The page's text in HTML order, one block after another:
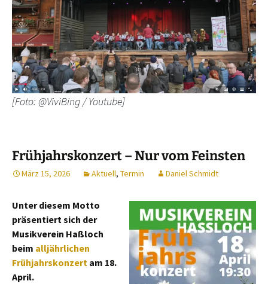
[Foto: @ViviBing / Youtube]
Frühjahrskonzert – Nur vom Feinsten
März 15, 2026 Aktuell, Termin Daniel Schmidt
Unter diesem Motto
präsentiert sich der
Musikverein Haßloch
beim alljährlichen
Frühjahrskonzert am 18.
April.